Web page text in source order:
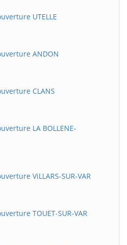
UTELLE
ANDON
CLANS
LA BOLLENE-
ViLLARS-SUR-VAR
TOUET-SUR-VAR